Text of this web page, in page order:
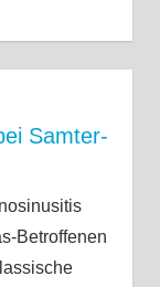
Samter-
Betroffenen